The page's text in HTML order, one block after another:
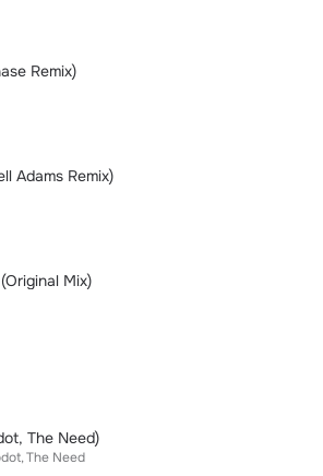
Remix)
Adams Remix)
Mix)
The Need)
The Need